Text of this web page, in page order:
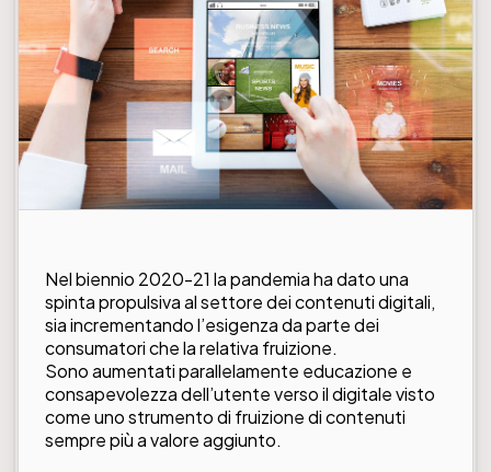
Nel biennio 2020-21 la pandemia ha dato una
spinta propulsiva al settore dei contenuti digitali,
sia incrementando l’esigenza da parte dei
consumatori che la relativa fruizione.
Sono aumentati parallelamente educazione e
consapevolezza dell’utente verso il digitale visto
come uno strumento di fruizione di contenuti
sempre più a valore aggiunto.